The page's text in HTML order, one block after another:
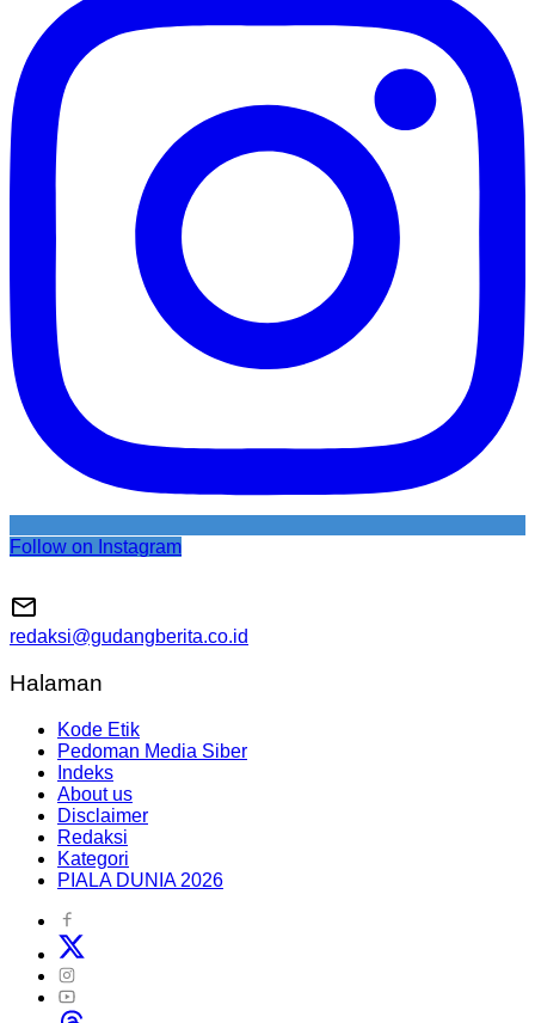
Follow on Instagram
redaksi@gudangberita.co.id
Halaman
Kode Etik
Pedoman Media Siber
Indeks
About us
Disclaimer
Redaksi
Kategori
PIALA DUNIA 2026